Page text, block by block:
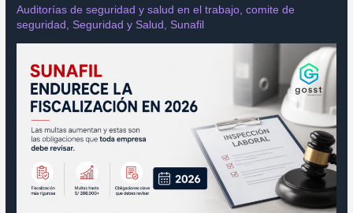
Auditorías de seguridad y salud en el trabajo,comite de
seguridad , Seguridad y Salud , Sunafil